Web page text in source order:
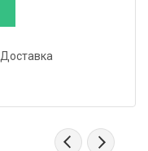
Доставка